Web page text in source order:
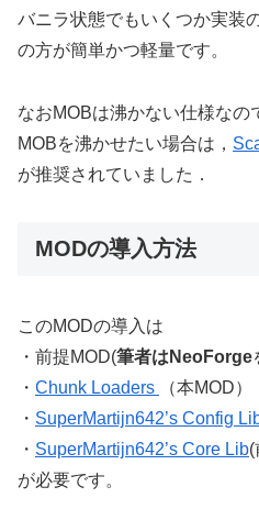
バニラ状態でもいくつか実装
の方が簡単かつ軽量です。
なおMOBは沸かない仕様なの
MOBを沸かせたい場合は，
が推奨されていました．
MODの導入方法
このMODの導入は
・前提MOD(筆者はNeoForge
・ Chunk Loaders
（本MOD）
・ SuperMartijn642’s Config
・ SuperMartijn642’s Core Lib(
が必要です。